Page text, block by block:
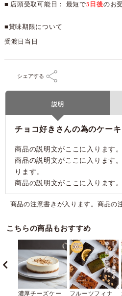
■ 店頭受取可能日： 最短で5日後のお
■賞味期限について
受渡日当日
シェアする
説明
チョコ好きさんの為のケーキ
商品の説明文がここに入ります。
商品の説明文がここに入ります
ります。
商品の説明文がここに入ります。
商品の注意書きが入ります。商品の
こちらの商品もおすすめ
濃厚チーズケー フルーツフィナ